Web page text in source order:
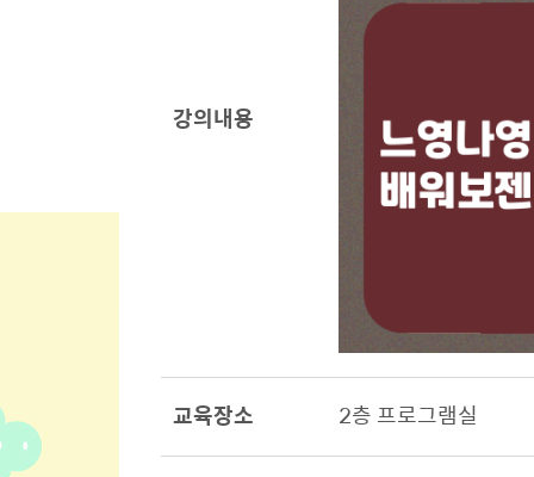
강의내용
교육장소 2층 프로그램실